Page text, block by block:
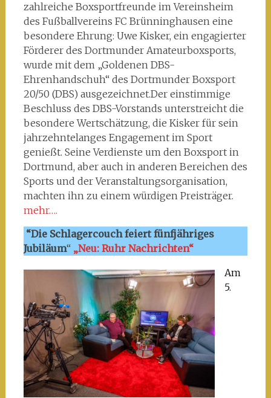
zahlreiche Boxsportfreunde im Vereinsheim
des Fußballvereins FC Brünninghausen eine
besondere Ehrung: Uwe Kisker, ein engagierter
Förderer des Dortmunder Amateurboxsports,
wurde mit dem „Goldenen DBS-
Ehrenhandschuh“ des Dortmunder Boxsport
20/50 (DBS) ausgezeichnet.Der einstimmige
Beschluss des DBS-Vorstands unterstreicht die
besondere Wertschätzung, die Kisker für sein
jahrzehntelanges Engagement im Sport
genießt. Seine Verdienste um den Boxsport in
Dortmund, aber auch in anderen Bereichen des
Sports und der Veranstaltungsorganisation,
machten ihn zu einem würdigen Preisträger.
mehr….
“Die Schlagercouch feiert fünfjähriges
Jubiläum“ „Neu: Ruhr Nachrichten“
Am
5.